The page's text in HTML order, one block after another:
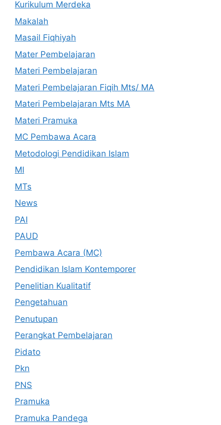
Kurikulum Merdeka
Makalah
Masail Fiqhiyah
Mater Pembelajaran
Materi Pembelajaran
Materi Pembelajaran Fiqih Mts/ MA
Materi Pembelajaran Mts MA
Materi Pramuka
MC Pembawa Acara
Metodologi Pendidikan Islam
MI
MTs
News
PAI
PAUD
Pembawa Acara (MC)
Pendidikan Islam Kontemporer
Penelitian Kualitatif
Pengetahuan
Penutupan
Perangkat Pembelajaran
Pidato
Pkn
PNS
Pramuka
Pramuka Pandega